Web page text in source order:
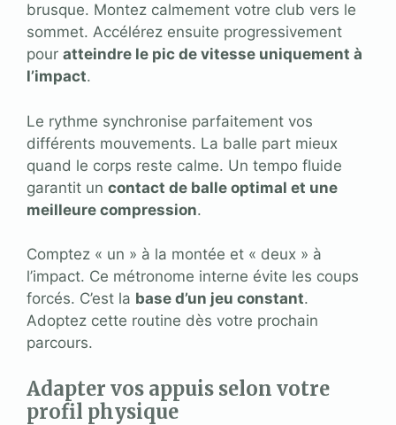
brusque. Montez calmement votre club vers le
sommet. Accélérez ensuite progressivement
pour atteindre le pic de vitesse uniquement à
l’impact.
Le rythme synchronise parfaitement vos
différents mouvements. La balle part mieux
quand le corps reste calme. Un tempo fluide
garantit un contact de balle optimal et une
meilleure compression.
Comptez « un » à la montée et « deux » à
l’impact. Ce métronome interne évite les coups
forcés. C’est la base d’un jeu constant.
Adoptez cette routine dès votre prochain
parcours.
Adapter vos appuis selon votre
profil physique